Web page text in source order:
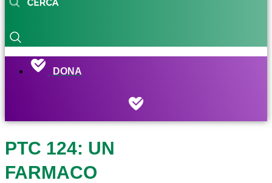
DONA
PTC 124: UN
FARMACO